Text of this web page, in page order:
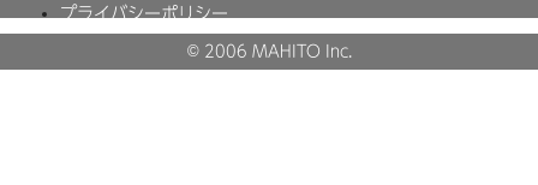
プライバシーポリシー
© 2006 MAHITO Inc.